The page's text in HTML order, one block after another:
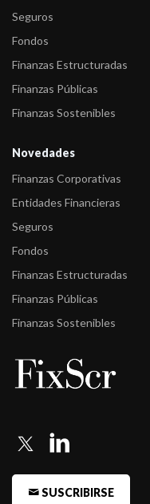
Seguros
Fondos
Finanzas Estructuradas
Finanzas Públicas
Finanzas Sostenibles
Novedades
Finanzas Corporativas
Entidades Financieras
Seguros
Fondos
Finanzas Estructuradas
Finanzas Públicas
Finanzas Sostenibles
SUSCRIBIRSE